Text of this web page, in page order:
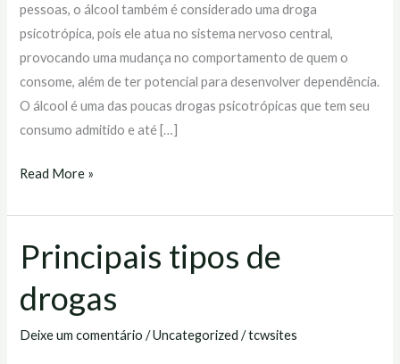
pessoas, o álcool também é considerado uma droga
psicotrópica, pois ele atua no sistema nervoso central,
provocando uma mudança no comportamento de quem o
consome, além de ter potencial para desenvolver dependência.
O álcool é uma das poucas drogas psicotrópicas que tem seu
consumo admitido e até […]
Read More »
Principais tipos de
drogas
Deixe um comentário /Uncategorized /tcwsites
Principais
tipos
de